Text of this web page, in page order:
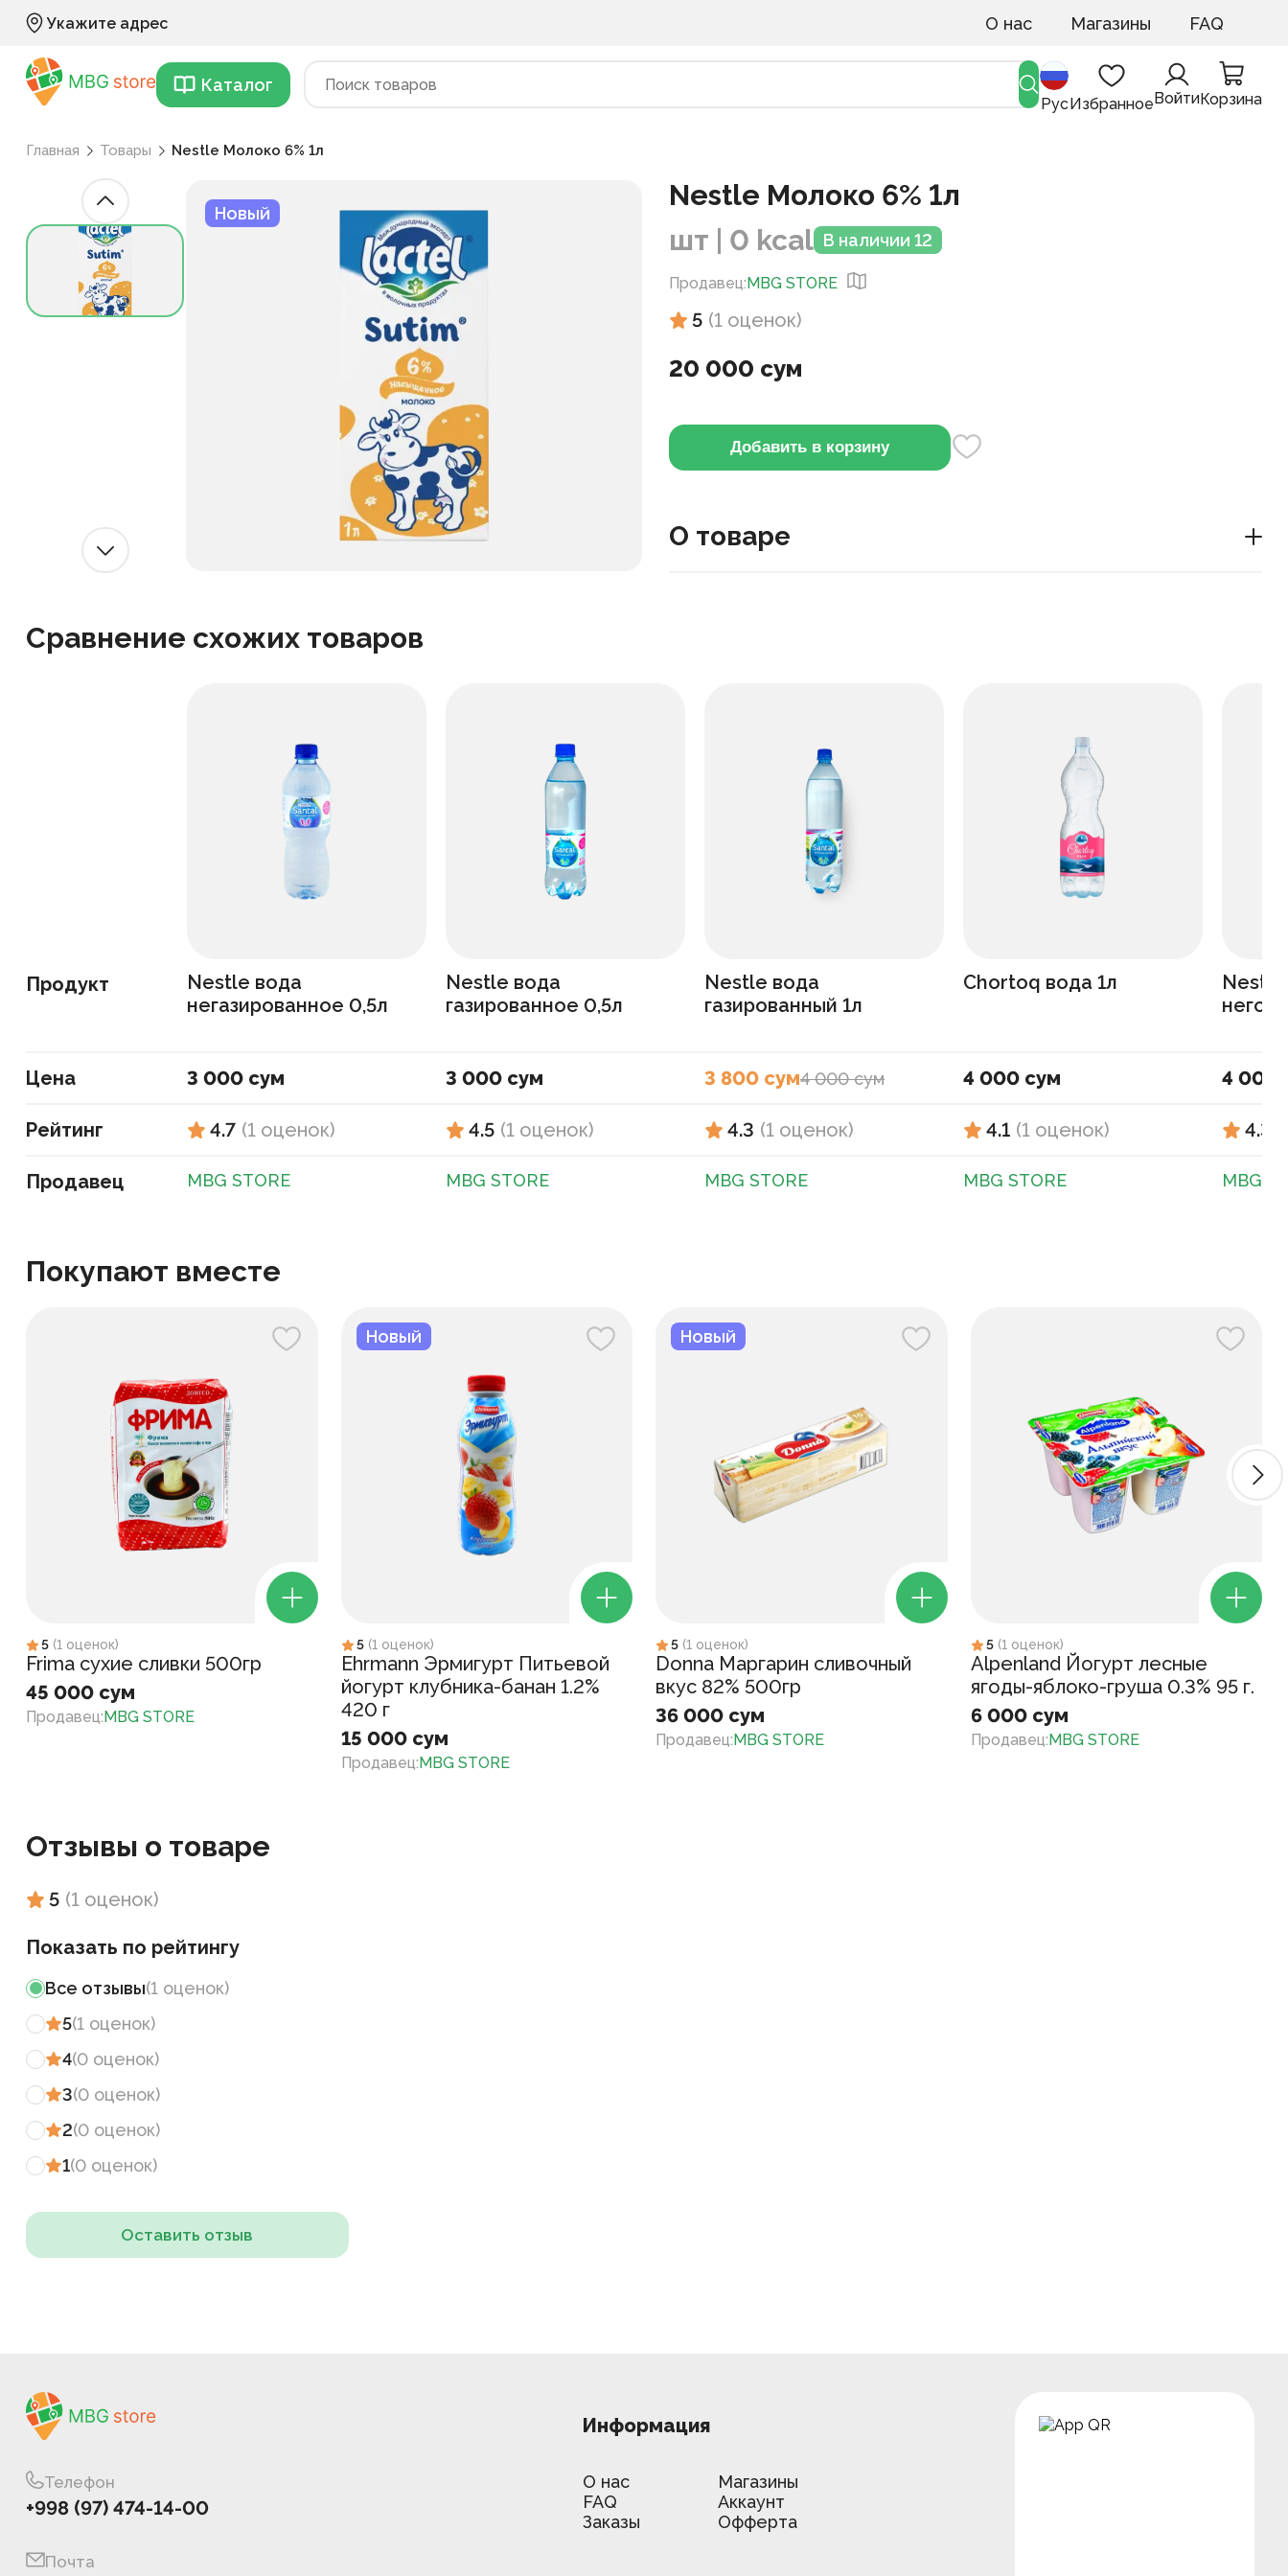
Укажите адрес О нас Магазины FAQ
Каталог
РусИзбранноеВойтиКорзина
Главная Товары Nestle Молоко 6% 1л
Новый
Nestle Молоко 6% 1л
шт | 0 kcal В наличии 12
Продавец:MBG STORE
5 (1 оценок)
20 000 сум
Добавить в корзину
О товаре
Сравнение схожих товаров
Продукт
Цена
Рейтинг
Продавец
Nestle вода
негазированное 0,5л
3 000 сум
4.7 (1 оценок)
MBG STORE
Nestle вода
газированное 0,5л
3 000 сум
4.5 (1 оценок)
MBG STORE
Nestle вода
газированный 1л
3 800 сум4 000 сум
4.3 (1 оценок)
MBG STORE
Chortoq вода 1л
4 000 сум
4.1 (1 оценок)
MBG STORE
4 000
4.3
MBG
Покупают вместе
5 (1 оценок)
Frima сухие сливки 500гр
45 000 сум
Продавец:MBG STORE
Новый
5 (1 оценок)
Ehrmann Эрмигурт Питьевой
йогурт клубника-банан 1.2%
420 г
15 000 сум
Продавец:MBG STORE
Новый
5 (1 оценок)
Donna Маргарин сливочный
вкус 82% 500гр
36 000 сум
Продавец:MBG STORE
5 (1 оценок)
Alpenland Йогурт лесные
ягоды-яблоко-груша 0.3% 95 г.
6 000 сум
Продавец:MBG STORE
Отзывы о товаре
5 (1 оценок)
Показать по рейтингу
Все отзывы(1 оценок)
5(1 оценок)
4(0 оценок)
3(0 оценок)
2(0 оценок)
1(0 оценок)
Оставить отзыв
Телефон
+998 (97) 474-14-00
Почта
Информация
О нас
Магазины
FAQ
Аккаунт
Заказы
Офферта